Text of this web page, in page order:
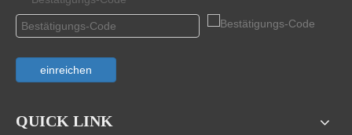
einreichen
QUICK LINK